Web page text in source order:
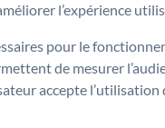
l’expérience
pour le
de mesurer
accepte